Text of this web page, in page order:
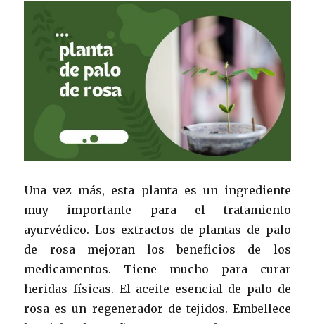
Una vez más, esta planta es un ingrediente
muy importante para el tratamiento
ayurvédico. Los extractos de plantas de palo
de rosa mejoran los beneficios de los
medicamentos. Tiene mucho para curar
heridas físicas. El aceite esencial de palo de
rosa es un regenerador de tejidos. Embellece